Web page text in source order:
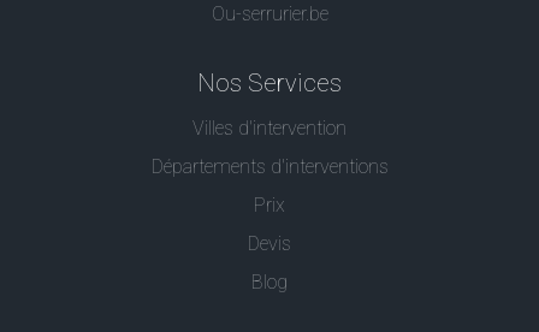
Ou-serrurier.be
Nos Services
Villes d'intervention
Départements d'interventions
Prix
Devis
Blog